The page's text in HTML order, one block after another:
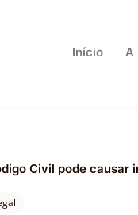
Início A
Civil pode causar